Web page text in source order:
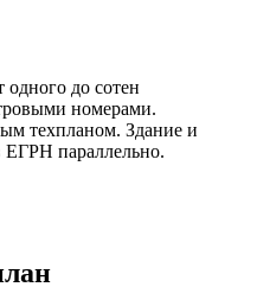
до сотен
номерами.
техпланом. Здание и
ЕГРН параллельно.